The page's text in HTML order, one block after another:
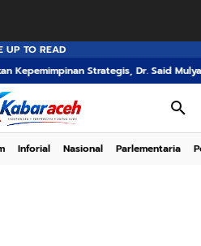
UP TO READ
Strategis, Dr. Said Mulyadi Dinilai
Inforial Nasional Parlementaria